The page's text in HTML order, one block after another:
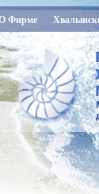
Фирме